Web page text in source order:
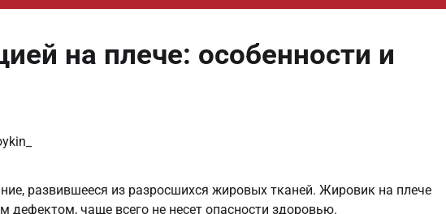
на плече: особенности и
развившееся из разросшихся жировых тканей. Жировик на плече
дефектом, чаще всего не несет опасности здоровью.